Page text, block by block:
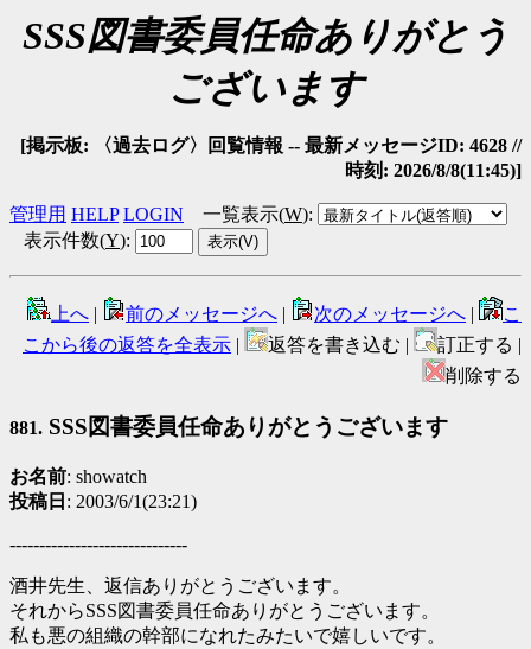
SSS図書委員任命ありがとう
ございます
[掲示板: 〈過去ログ〉回覧情報 -- 最新メッセージID: 4628 //
時刻: 2026/8/8(11:45)]
管理用 HELP LOGIN 一覧表示(W):
表示件数(Y):
上へ | 前のメッセージへ | 次のメッセージへ |
こ
こから後の返答を全表示 | 返答を書き込む |
訂正する |
削除する
881. SSS図書委員任命ありがとうございます
お名前: showatch
投稿日 : 2003/6/1(23:21)
------------------------------
酒井先生、返信ありがとうございます。
それからSSS図書委員任命ありがとうございます。
私も悪の組織の幹部になれたみたいで嬉しいです。